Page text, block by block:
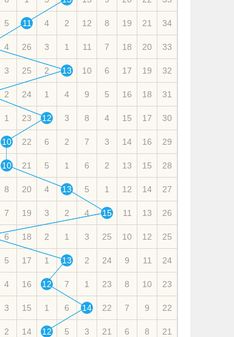
5 11 4 2 12 8 19 21 34
4 26 3 1 11 7 18 20 33
3 25 2 13 10 6 17 19 32
2 24 1 4 9 5 16 18 31
1 23 12 3 8 4 15 17 30
10 22 6 2 7 3 14 16 29
10 21 5 1 6 2 13 15 28
8 20 4 13 5 1 12 14 27
7 19 3 2 4 15 11 13 26
6 18 2 1 3 25 10 12 25
5 17 1 13 2 24 9 11 24
4 16 12 7 1 23 8 10 23
3 15 1 6 14 22 7 9 22
2 14 12 5 3 21 6 8 21